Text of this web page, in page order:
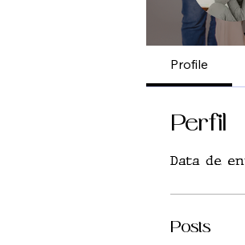
Profile
Perfil
Data de
Posts